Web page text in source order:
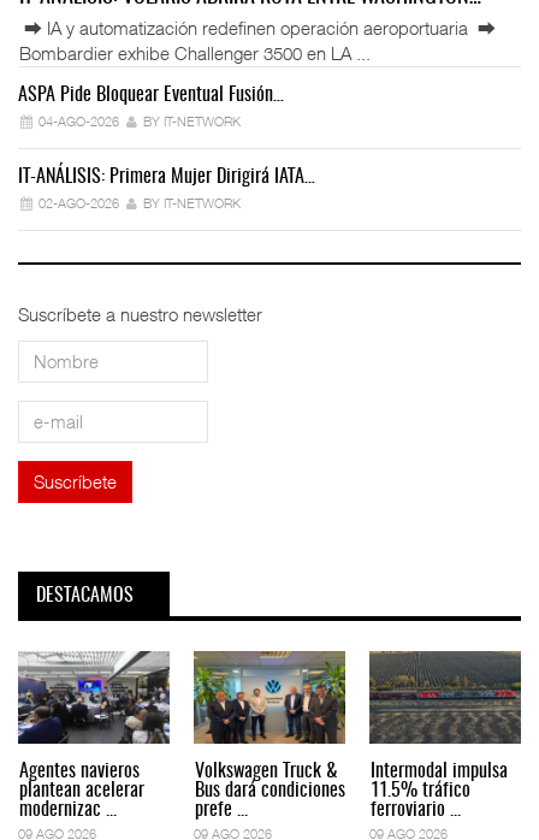
⮕ IA y automatización redefinen operación aeroportuaria ⮕
Bombardier exhibe Challenger 3500 en LA ...
ASPA Pide Bloquear Eventual Fusión…
04-AGO-2026 BY IT-NETWORK
IT-ANÁLISIS: Primera Mujer Dirigirá IATA…
02-AGO-2026 BY IT-NETWORK
Suscríbete a nuestro newsletter
DESTACAMOS
Agentes navieros
plantean acelerar
modernizac ...
09 AGO 2026
Volkswagen Truck &
Bus dará condiciones
prefe ...
09 AGO 2026
Intermodal impulsa
11.5% tráfico
ferroviario ...
09 AGO 2026